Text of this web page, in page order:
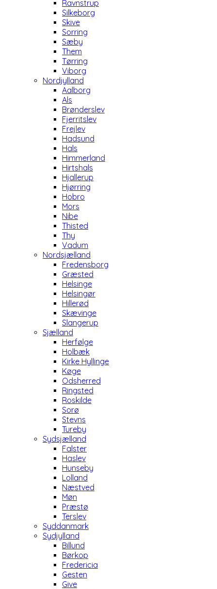
Ravnstrup
Silkeborg
Skive
Sorring
Sæby
Them
Tørring
Viborg
Nordjylland
Aalborg
Als
Brønderslev
Fjerritslev
Frejlev
Hadsund
Hals
Himmerland
Hirtshals
Hjallerup
Hjørring
Hobro
Mors
Nibe
Thisted
Thy
Vadum
Nordsjælland
Fredensborg
Græsted
Helsinge
Helsingør
Hillerød
Skævinge
Slangerup
Sjælland
Herfølge
Holbæk
Kirke Hyllinge
Køge
Odsherred
Ringsted
Roskilde
Sorø
Stevns
Tureby
Sydsjælland
Falster
Haslev
Hunseby
Lolland
Næstved
Møn
Præstø
Terslev
Syddanmark
Sydjylland
Billund
Børkop
Fredericia
Gesten
Give